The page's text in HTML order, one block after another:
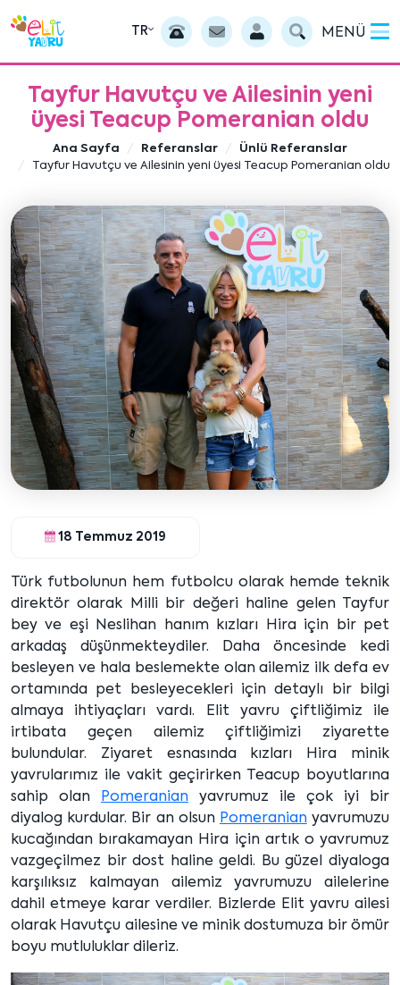
TR MENÜ
Tayfur Havutçu ve Ailesinin yeni
üyesi Teacup Pomeranian oldu
Ana Sayfa Referanslar
Ünlü Referanslar
Tayfur Havutçu ve Ailesinin yeni üyesi Teacup Pomeranian oldu
18 Temmuz 2019
Türk futbolunun hem futbolcu olarak hemde teknik
direktör olarak Milli bir değeri haline gelen Tayfur
bey ve eşi Neslihan hanım kızları Hira için bir pet
arkadaş düşünmekteydiler. Daha öncesinde kedi
besleyen ve hala beslemekte olan ailemiz ilk defa ev
ortamında pet besleyecekleri için detaylı bir bilgi
almaya ihtiyaçları vardı. Elit yavru çiftliğimiz ile
irtibata geçen ailemiz çiftliğimizi ziyarette
bulundular. Ziyaret esnasında kızları Hira minik
yavrularımız ile vakit geçirirken Teacup boyutlarına
sahip olan
Pomeranian yavrumuz ile çok iyi bir
diyalog kurdular. Bir an olsun Pomeranianyavrumuzu
kucağından bırakamayan Hira için artık o yavrumuz
vazgeçilmez bir dost haline geldi. Bu güzel diyaloga
karşılıksız kalmayan ailemiz yavrumuzu ailelerine
dahil etmeye karar verdiler. Bizlerde Elit yavru ailesi
olarak Havutçu ailesine ve minik dostumuza bir ömür
boyu mutluluklar dileriz.